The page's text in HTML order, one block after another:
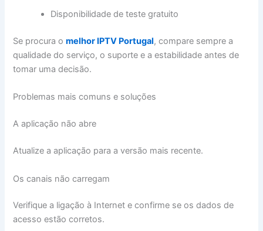
Disponibilidade de teste gratuito
Se procura omelhor IPTV Portugal, compare sempre a
qualidade do serviço, o suporte e a estabilidade antes de
tomar uma decisão.
Problemas mais comuns e soluções
A aplicação não abre
Atualize a aplicação para a versão mais recente.
Os canais não carregam
Verifique a ligação à Internet e confirme se os dados de
acesso estão corretos.